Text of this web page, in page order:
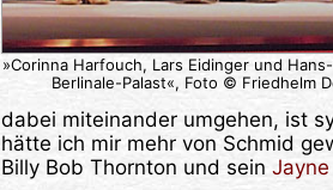
»Corinna Harfouch, Lars Eidinger und
Berlinale-Palast«, Foto © Friedhelm
dabei miteinander umgehen, ist
hätte ich mir mehr von Schmid
Billy Bob Thornton und sein Jayne